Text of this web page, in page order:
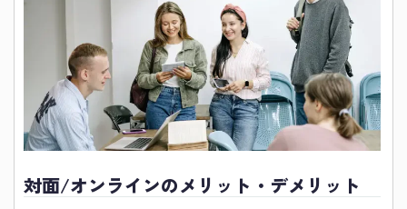
対面/オンラインのメリット・デメリット